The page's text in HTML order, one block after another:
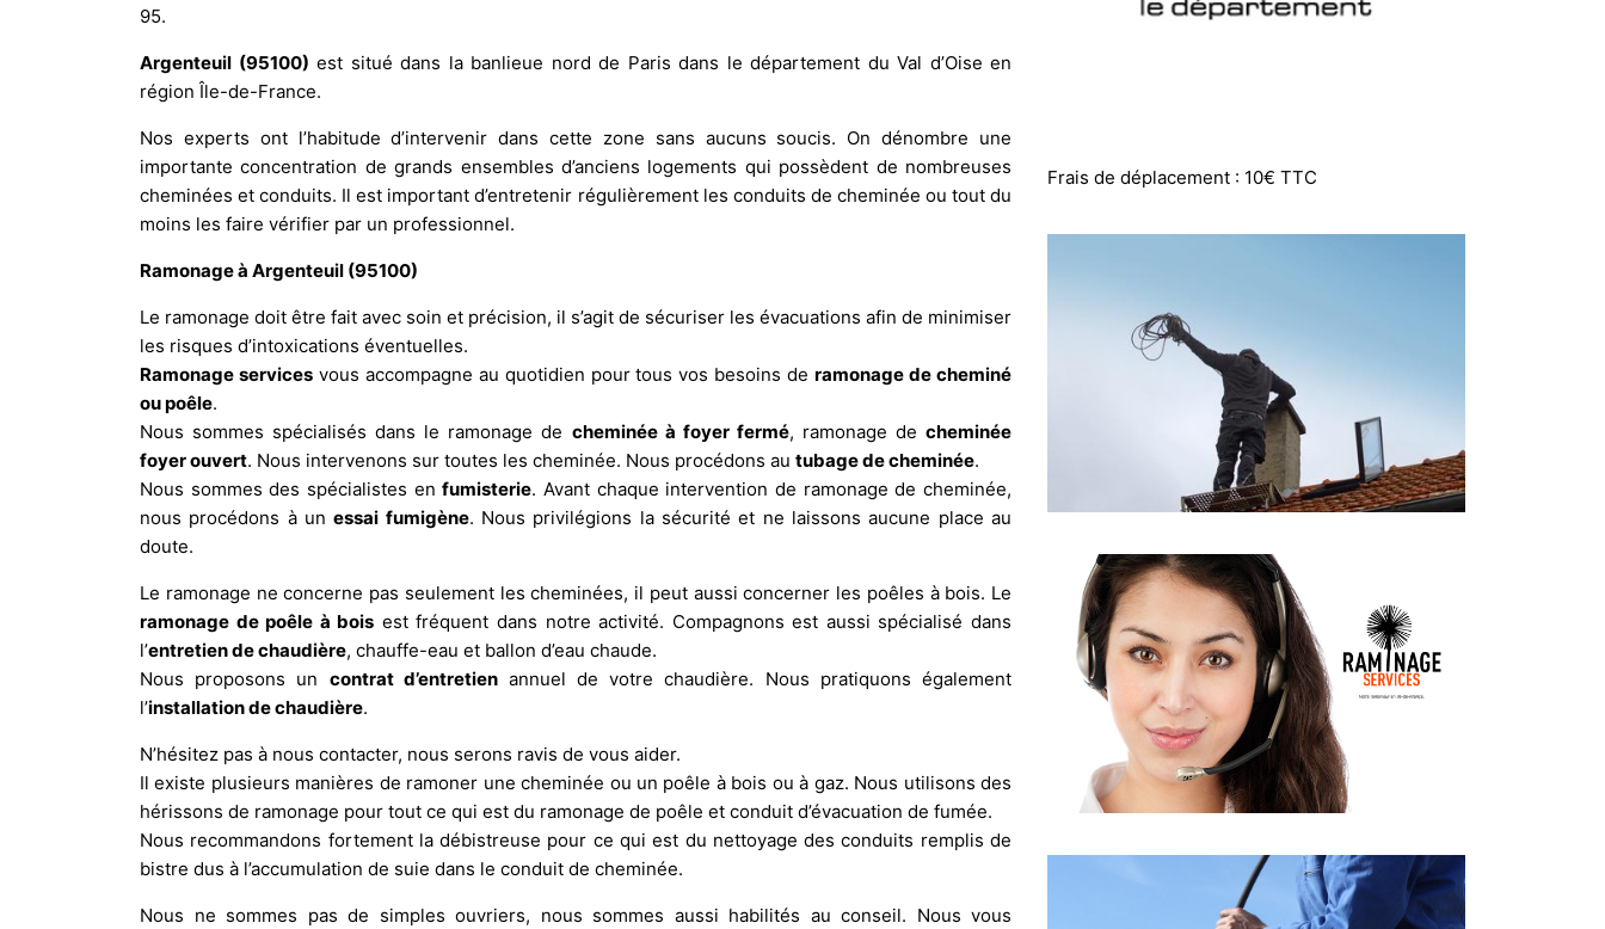
95.
Argenteuil (95100) est situé dans la banlieue nord de Paris dans le département du Val d’Oise en
région Île-de-France.
Nos experts ont l’habitude d’intervenir dans cette zone sans aucuns soucis. On dénombre une
importante concentration de grands ensembles d’anciens logements qui possèdent de nombreuses
cheminées et conduits. Il est important d’entretenir régulièrement les conduits de cheminée ou tout du
moins les faire vérifier par un professionnel.
Ramonage à Argenteuil (95100)
Le ramonage doit être fait avec soin et précision, il s’agit de sécuriser les évacuations afin de minimiser
les risques d’intoxications éventuelles.
Ramonage servicesvous accompagne au quotidien pour tous vos besoins deramonage de cheminé
ou poêle.
Nous sommes spécialisés dans le ramonage de cheminée à foyer fermé, ramonage decheminée
foyer ouvert. Nous intervenons sur toutes les cheminée. Nous procédons au tubage de cheminée.
Nous sommes des spécialistes enfumisterie. Avant chaque intervention de ramonage de cheminée,
nous procédons à unessai fumigène. Nous privilégions la sécurité et ne laissons aucune place au
doute.
Le ramonage ne concerne pas seulement les cheminées, il peut aussi concerner les poêles à bois. Le
ramonage de poêle à bois est fréquent dans notre activité. Compagnons est aussi spécialisé dans
l’entretien de chaudière, chauffe-eau et ballon d’eau chaude.
Nous proposons un contrat d’entretienannuel de votre chaudière. Nous pratiquons également
l’installation de chaudière.
N’hésitez pas à nous contacter, nous serons ravis de vous aider.
Il existe plusieurs manières de ramoner une cheminée ou un poêle à bois ou à gaz. Nous utilisons des
hérissons de ramonage pour tout ce qui est du ramonage de poêle et conduit d’évacuation de fumée.
Nous recommandons fortement la débistreuse pour ce qui est du nettoyage des conduits remplis de
bistre dus à l’accumulation de suie dans le conduit de cheminée.
Nous ne sommes pas de simples ouvriers, nous sommes aussi habilités au conseil. Nous vous
Frais de déplacement : 10€ TTC